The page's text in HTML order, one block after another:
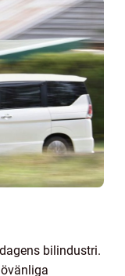
bilindustri.